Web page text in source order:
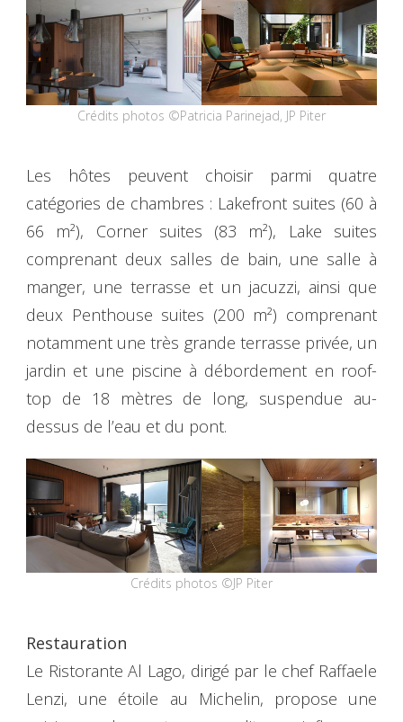
Crédits photos ©Patricia Parinejad, JP Piter
Les hôtes peuvent choisir parmi quatre
catégories de chambres : Lakefront suites (60 à
66 m²), Corner suites (83 m²), Lake suites
comprenant deux salles de bain, une salle à
manger, une terrasse et un jacuzzi, ainsi que
deux Penthouse suites (200 m²) comprenant
notamment une très grande terrasse privée, un
jardin et une piscine à débordement en roof-
top de 18 mètres de long, suspendue au-
dessus de l’eau et du pont.
Crédits photos ©JP Piter
Restauration
Le Ristorante Al Lago, dirigé par le chef Raffaele
Lenzi, une étoile au Michelin, propose une